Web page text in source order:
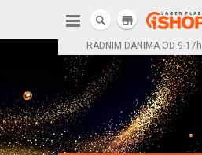
RADNIM DANIMA OD 9-17h
store